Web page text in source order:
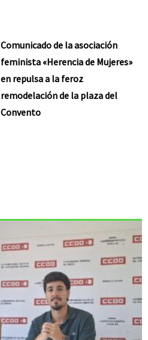
Comunicado de la asociación
feminista «Herencia de Mujeres»
en repulsa a la feroz
remodelación de la plaza del
Convento